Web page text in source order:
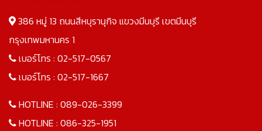
386 หมู่ 13 ถนนสีหบุรานุกิจ แขวงมีนบุรี เขตมีนบุรี
กรุงเทพมหานคร 1
เบอร์โทร : 02-517-0567
เบอร์โทร : 02-517-1667
HOTLINE : 089-026-3399
HOTLINE : 086-325-1951